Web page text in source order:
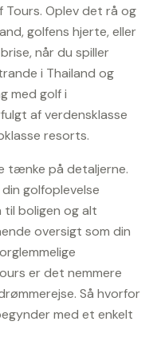
Oplev det rå og
golfens hjerte, eller
når du spiller
i Thailand og
med golf i
af verdensklasse
resorts.
tænke på detaljerne.
golfoplevelse
boligen og alt
oversigt som din
er det nemmere
Så hvorfor
med et enkelt